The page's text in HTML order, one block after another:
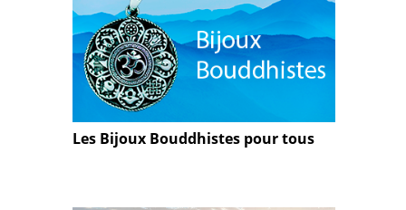
Les Bijoux Bouddhistes pour tous